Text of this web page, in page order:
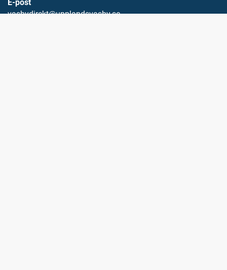
E-post
vasbydirekt@upplandsvasby.se